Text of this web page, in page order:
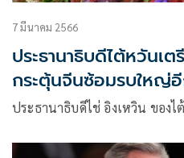
7 มีนาคม 2566
ประธานาธิบดีไต้หวันเ
กระตุ้นจีนซ้อมรบใหญ่
ประธานาธิบดีไช่ อิงเหวิน ของ